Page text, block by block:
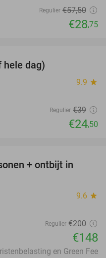
Regulier €57,50
€28,75
hele dag)
9.9 star
Regulier €39
€24,50
+ ontbijt in
9.6 star
Regulier €200
€148
en Green Fee